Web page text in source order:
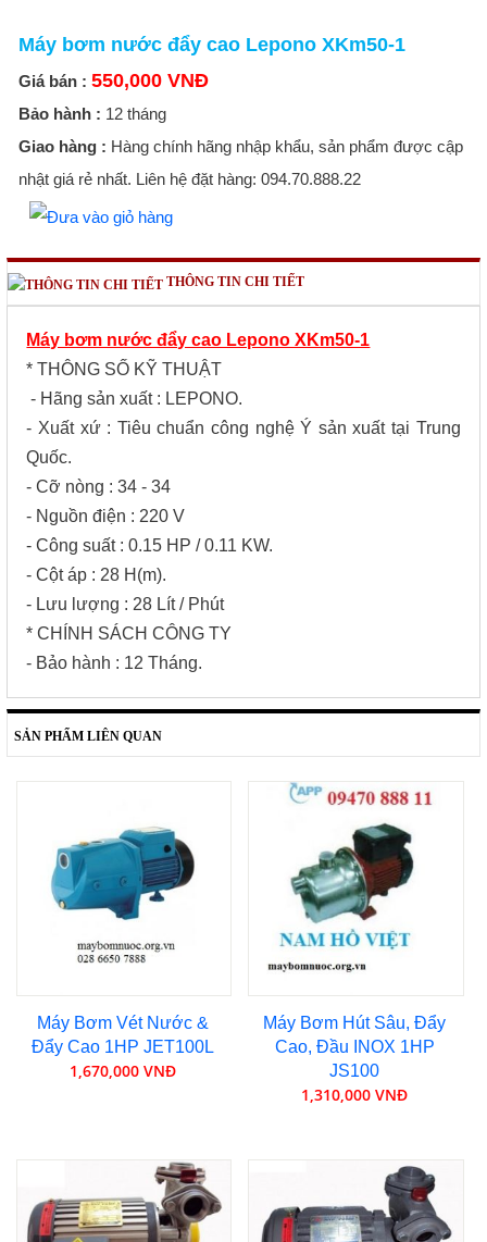
Máy bơm nước đẩy cao Lepono XKm50-1
Giá bán : 550,000 VNĐ
Bảo hành : 12 tháng
Giao hàng : Hàng chính hãng nhập khẩu, sản phẩm được cập
nhật giá rẻ nhất. Liên hệ đặt hàng: 094.70.888.22
THÔNG TIN CHI TIẾT
Máy bơm nước đẩy cao Lepono XKm50-1
* THÔNG SỐ KỸ THUẬT
- Hãng sản xuất : LEPONO.
- Xuất xứ : Tiêu chuẩn công nghệ Ý sản xuất tại Trung
Quốc.
- Cỡ nòng : 34 - 34
- Nguồn điện : 220 V
- Công suất : 0.15 HP / 0.11 KW.
- Cột áp : 28 H(m).
- Lưu lượng : 28 Lít / Phút
* CHÍNH SÁCH CÔNG TY
- Bảo hành : 12 Tháng.
SẢN PHẨM LIÊN QUAN
Máy Bơm Vét Nước &
Đẩy Cao 1HP JET100L
1,670,000 VNĐ
Máy Bơm Hút Sâu, Đẩy
Cao, Đầu INOX 1HP
JS100
1,310,000 VNĐ